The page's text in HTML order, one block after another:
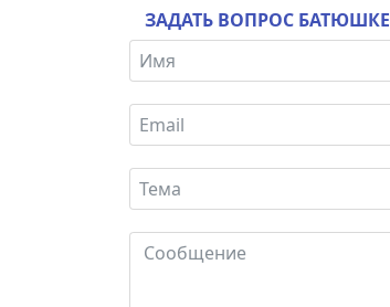
ЗАДАТЬ ВОПРОС БАТЮШКЕ